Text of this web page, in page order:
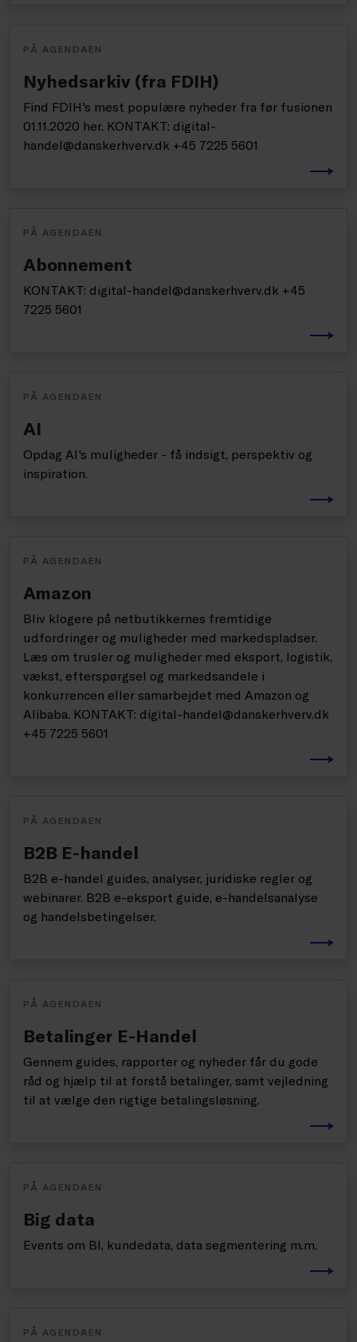
PÅ AGENDAEN
Nyhedsarkiv (fra FDIH)
Find FDIH's mest populære nyheder fra før fusionen
01.11.2020 her. KONTAKT: digital-
handel@danskerhverv.dk +45 7225 5601
PÅ AGENDAEN
Abonnement
KONTAKT: digital-handel@danskerhverv.dk +45
7225 5601
PÅ AGENDAEN
AI
Opdag AI's muligheder - få indsigt, perspektiv og
inspiration.
PÅ AGENDAEN
Amazon
Bliv klogere på netbutikkernes fremtidige
udfordringer og muligheder med markedspladser.
Læs om trusler og muligheder med eksport, logistik,
vækst, efterspørgsel og markedsandele i
konkurrencen eller samarbejdet med Amazon og
Alibaba. KONTAKT: digital-handel@danskerhverv.dk
+45 7225 5601
PÅ AGENDAEN
B2B E-handel
B2B e-handel guides, analyser, juridiske regler og
webinarer. B2B e-eksport guide, e-handelsanalyse
og handelsbetingelser.
PÅ AGENDAEN
Betalinger E-Handel
Gennem guides, rapporter og nyheder får du gode
råd og hjælp til at forstå betalinger, samt vejledning
til at vælge den rigtige betalingsløsning.
PÅ AGENDAEN
Big data
Events om BI, kundedata, data segmentering m.m.
PÅ AGENDAEN